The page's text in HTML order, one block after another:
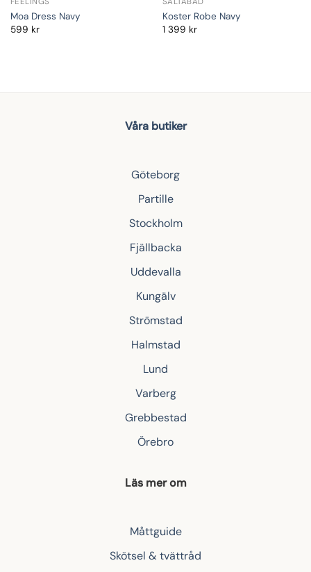
Moa Dress Navy
599 kr
Koster Robe Navy
1 399 kr
Våra butiker
Göteborg
Partille
Stockholm
Fjällbacka
Uddevalla
Kungälv
Strömstad
Halmstad
Lund
Varberg
Grebbestad
Örebro
Läs mer om
Måttguide
Skötsel & tvättråd